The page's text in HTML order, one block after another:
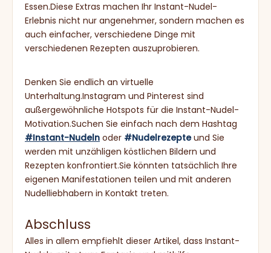
Essen.Diese Extras machen Ihr Instant-Nudel-
Erlebnis nicht nur angenehmer, sondern machen es
auch einfacher, verschiedene Dinge mit
verschiedenen Rezepten auszuprobieren.
Denken Sie endlich an virtuelle
Unterhaltung.Instagram und Pinterest sind
außergewöhnliche Hotspots für die Instant-Nudel-
Motivation.Suchen Sie einfach nach dem Hashtag
#Instant-Nudeln oder #Nudelrezepteund Sie
werden mit unzähligen köstlichen Bildern und
Rezepten konfrontiert.Sie könnten tatsächlich Ihre
eigenen Manifestationen teilen und mit anderen
Nudelliebhabern in Kontakt treten.
Abschluss
Alles in allem empfiehlt dieser Artikel, dass Instant-